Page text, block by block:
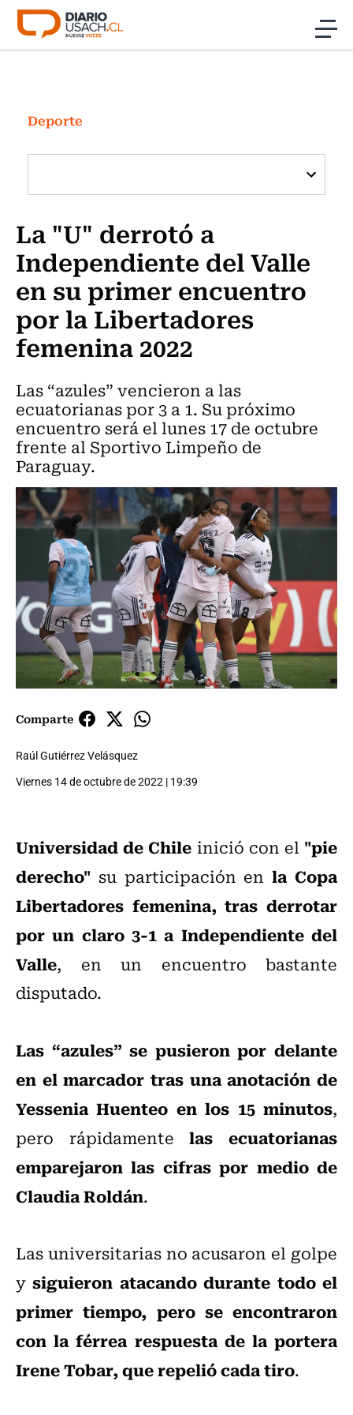
Click acá para ir directamente al contenido
Investigación
Cultura
Programas Radio y TV Usach
Deporte
La "U" derrotó a
Independiente del Valle
en su primer encuentro
por la Libertadores
femenina 2022
Las “azules” vencieron a las
ecuatorianas por 3 a 1. Su próximo
encuentro será el lunes 17 de octubre
frente al Sportivo Limpeño de
Paraguay.
Comparte
Raúl Gutiérrez Velásquez
Viernes 14 de octubre de 2022 | 19:39
Universidad de Chile inició con el "pie
derecho" su participación enla Copa
Libertadores femenina, tras derrotar
por un claro 3-1 a Independiente del
Valle, en un encuentro bastante
disputado.
Las “azules” se pusieron por delante
en el marcador tras una anotación de
Yessenia Huenteo en los 15 minutos,
pero rápidamentelas ecuatorianas
emparejaron las cifras por medio de
Claudia Roldán.
Las universitarias no acusaron el golpe
ysiguieron atacando durante todo el
primer tiempo, pero se encontraron
con la férrea respuesta de la portera
Irene Tobar, que repelió cada tiro.